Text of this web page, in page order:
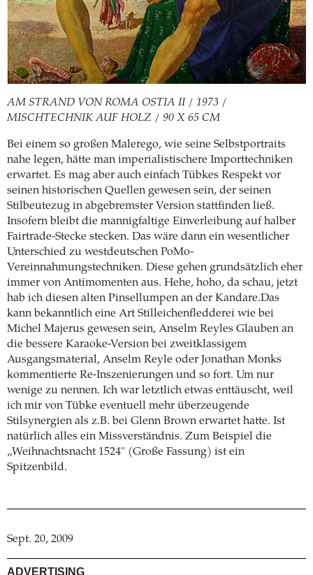
AM STRAND VON ROMA OSTIA II / 1973 /
MISCHTECHNIK AUF HOLZ / 90 X 65 CM
Bei einem so großen Malerego, wie seine Selbstportraits
nahe legen, hätte man imperialistischere Importtechniken
erwartet. Es mag aber auch einfach Tübkes Respekt vor
seinen historischen Quellen gewesen sein, der seinen
Stilbeutezug in abgebremster Version stattfinden ließ.
Insofern bleibt die mannigfaltige Einverleibung auf halber
Fairtrade-Stecke stecken. Das wäre dann ein wesentlicher
Unterschied zu westdeutschen PoMo-
Vereinnahmungstechniken. Diese gehen grundsätzlich eher
immer von Antimomenten aus. Hehe, hoho, da schau, jetzt
hab ich diesen alten Pinsellumpen an der Kandare.Das
kann bekanntlich eine Art Stilleichenfledderei wie bei
Michel Majerus gewesen sein, Anselm Reyles Glauben an
die bessere Karaoke-Version bei zweitklassigem
Ausgangsmaterial, Anselm Reyle oder Jonathan Monks
kommentierte Re-Inszenierungen und so fort. Um nur
wenige zu nennen. Ich war letztlich etwas enttäuscht, weil
ich mir von Tübke eventuell mehr überzeugende
Stilsynergien als z.B. bei Glenn Brown erwartet hatte. Ist
natürlich alles ein Missverständnis. Zum Beispiel die
„Weihnachtsnacht 1524" (Große Fassung) ist ein
Spitzenbild.
Sept. 20, 2009
ADVERTISING